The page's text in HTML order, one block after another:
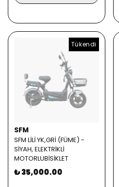
Tükendi
SFM
SFM LİLİ YK,GRİ (FÜME) -
SİYAH, ELEKTRİKLİ
MOTORLUBİSİKLET
₺ 35,000.00